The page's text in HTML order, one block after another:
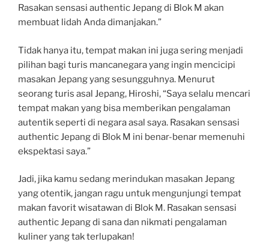
Rasakan sensasi authentic Jepang di Blok M akan
membuat lidah Anda dimanjakan.”
Tidak hanya itu, tempat makan ini juga sering menjadi
pilihan bagi turis mancanegara yang ingin mencicipi
masakan Jepang yang sesungguhnya. Menurut
seorang turis asal Jepang, Hiroshi, “Saya selalu mencari
tempat makan yang bisa memberikan pengalaman
autentik seperti di negara asal saya. Rasakan sensasi
authentic Jepang di Blok M ini benar-benar memenuhi
ekspektasi saya.”
Jadi, jika kamu sedang merindukan masakan Jepang
yang otentik, jangan ragu untuk mengunjungi tempat
makan favorit wisatawan di Blok M. Rasakan sensasi
authentic Jepang di sana dan nikmati pengalaman
kuliner yang tak terlupakan!